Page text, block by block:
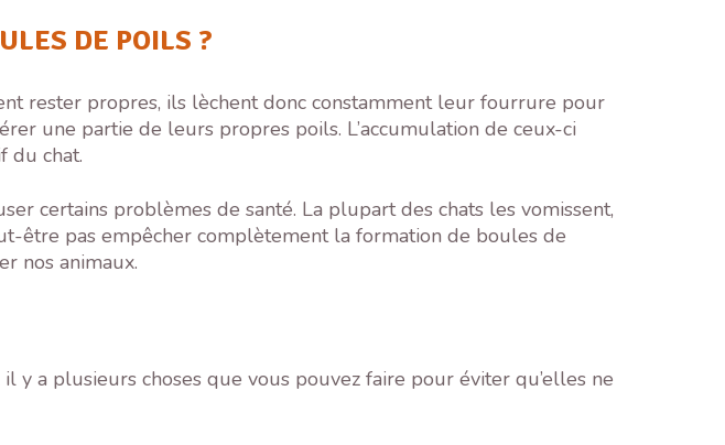
DE POILS ?
rester propres, ils lèchent donc constamment leur fourrure pour
une partie de leurs propres poils. L’accumulation de ceux-ci
du chat.
certains problèmes de santé. La plupart des chats les vomissent,
être pas empêcher complètement la formation de boules de
nos animaux.
a plusieurs choses que vous pouvez faire pour éviter qu’elles ne